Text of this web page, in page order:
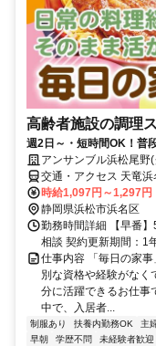
高齢者施設の調理
週2日～・短時間OK！普
アンサンブル浜松尾野
交通・アクセス 天竜浜
道「遠州岩水寺」駅よ
時給1,097円～1,297円
静岡県浜松市浜名区
勤務時間詳細 【早番
相談 契約更新期間：1
仕事内容 「毎日の家
別な資格や経験がなく
分に活躍できるお仕事
中で、入居者...
制服あり 扶養内勤務OK 主
早朝
学歴不問 未経験者歓迎